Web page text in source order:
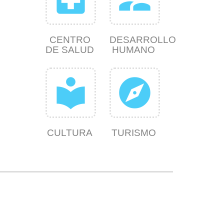
CENTRO
DE SALUD
DESARROLLO
HUMANO
local_library
CULTURA
explore
TURISMO